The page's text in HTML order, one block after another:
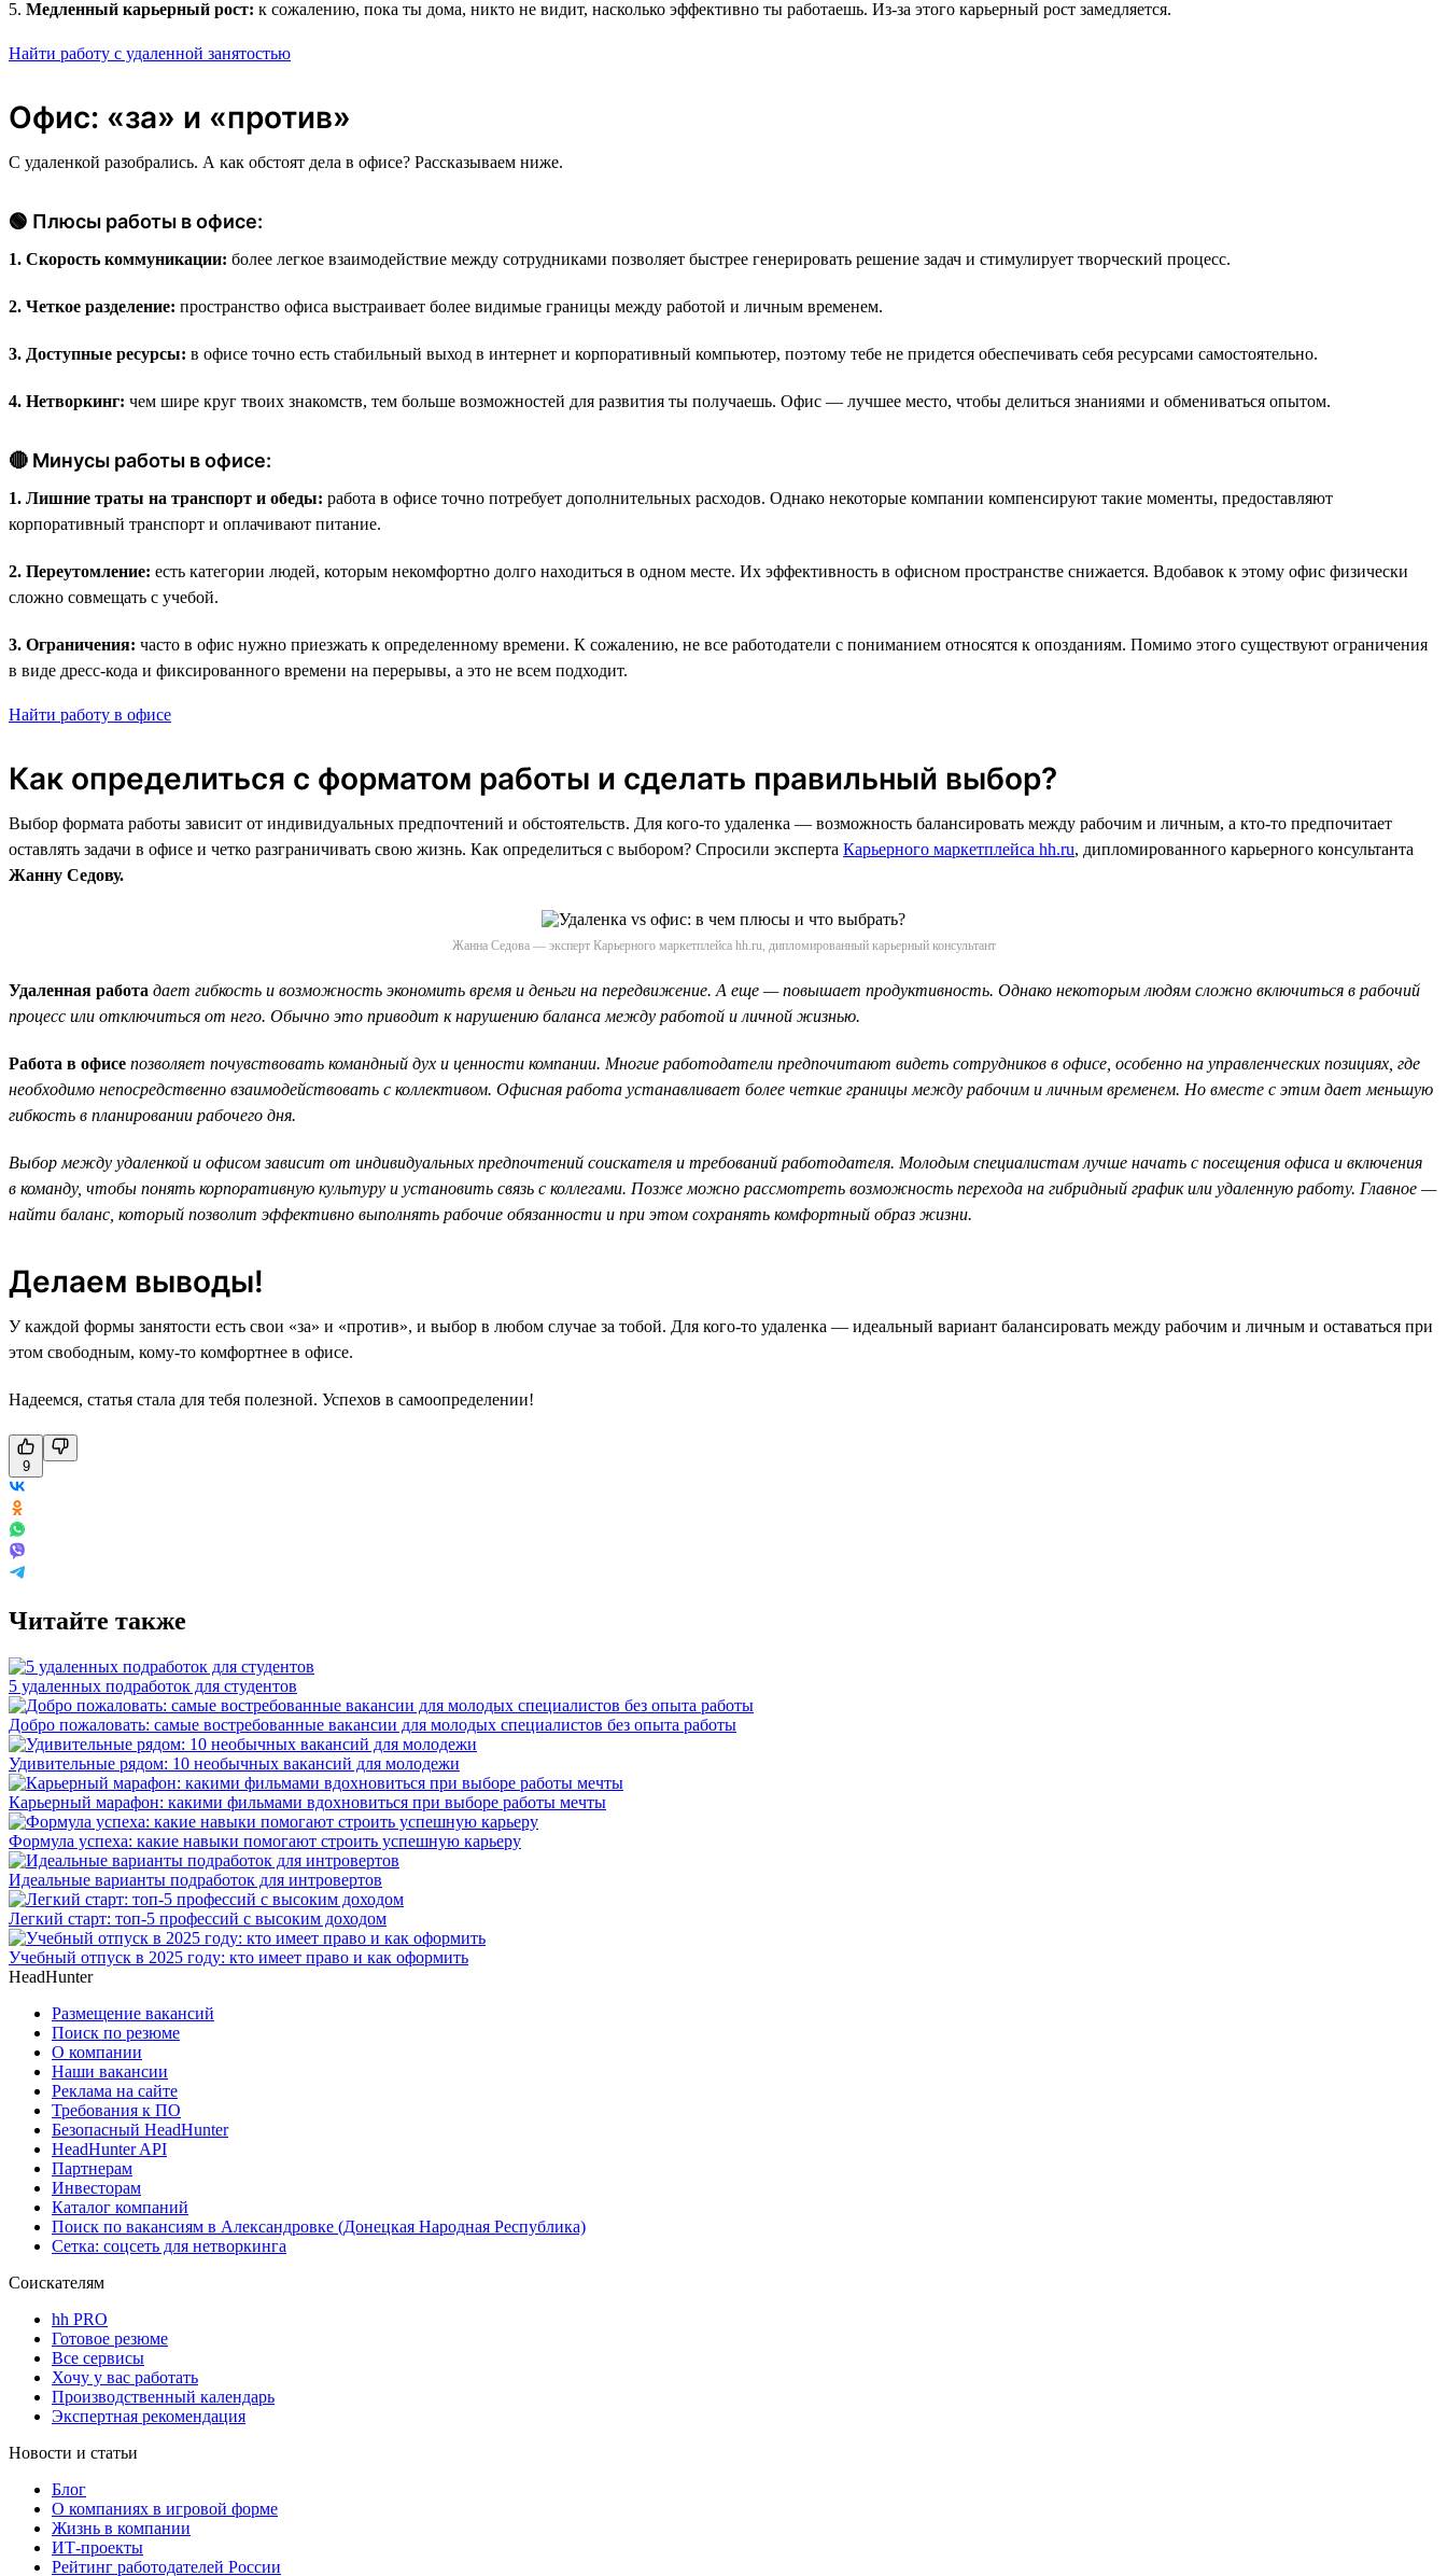
5. Медленный карьерный рост: к сожалению, пока ты дома, никто не видит, насколько эффективно ты работаешь. Из-за этого карьерный рост замедляется.
Найти работу с удаленной занятостью
Офис: «за» и «против»
С удаленкой разобрались. А как обстоят дела в офисе? Рассказываем ниже.
🟢 Плюсы работы в офисе:
1. Скорость коммуникации: более легкое взаимодействие между сотрудниками позволяет быстрее генерировать решение задач и стимулирует творческий процесс.
2. Четкое разделение: пространство офиса выстраивает более видимые границы между работой и личным временем.
3. Доступные ресурсы: в офисе точно есть стабильный выход в интернет и корпоративный компьютер, поэтому тебе не придется обеспечивать себя ресурсами самостоятельно.
4. Нетворкинг: чем шире круг твоих знакомств, тем больше возможностей для развития ты получаешь. Офис — лучшее место, чтобы делиться знаниями и обмениваться опытом.
🔴 Минусы работы в офисе:
1. Лишние траты на транспорт и обеды: работа в офисе точно потребует дополнительных расходов. Однако некоторые компании компенсируют такие моменты, предоставляют
корпоративный транспорт и оплачивают питание.
2. Переутомление: есть категории людей, которым некомфортно долго находиться в одном месте. Их эффективность в офисном пространстве снижается. Вдобавок к этому офис физически
сложно совмещать с учебой.
3. Ограничения: часто в офис нужно приезжать к определенному времени. К сожалению, не все работодатели с пониманием относятся к опозданиям. Помимо этого существуют ограничения
в виде дресс-кода и фиксированного времени на перерывы, а это не всем подходит.
Найти работу в офисе
Как определиться с форматом работы и сделать правильный выбор?
Выбор формата работы зависит от индивидуальных предпочтений и обстоятельств. Для кого-то удаленка — возможность балансировать между рабочим и личным, а кто-то предпочитает
оставлять задачи в офисе и четко разграничивать свою жизнь. Как определиться с выбором? Спросили эксперта Карьерного маркетплейса hh.ru, дипломированного карьерного консультанта
Жанну Седову.
Жанна Седова — эксперт Карьерного маркетплейса hh.ru, дипломированный карьерный консультант
Удаленная работа дает гибкость и возможность экономить время и деньги на передвижение. А еще — повышает продуктивность. Однако некоторым людям сложно включиться в рабочий
процесс или отключиться от него. Обычно это приводит к нарушению баланса между работой и личной жизнью.
Работа в офисе позволяет почувствовать командный дух и ценности компании. Многие работодатели предпочитают видеть сотрудников в офисе, особенно на управленческих позициях, где
необходимо непосредственно взаимодействовать с коллективом. Офисная работа устанавливает более четкие границы между рабочим и личным временем. Но вместе с этим дает меньшую
гибкость в планировании рабочего дня.
Выбор между удаленкой и офисом зависит от индивидуальных предпочтений соискателя и требований работодателя. Молодым специалистам лучше начать с посещения офиса и включения
в команду, чтобы понять корпоративную культуру и установить связь с коллегами. Позже можно рассмотреть возможность перехода на гибридный график или удаленную работу. Главное —
найти баланс, который позволит эффективно выполнять рабочие обязанности и при этом сохранять комфортный образ жизни.
Делаем выводы!
У каждой формы занятости есть свои «за» и «против», и выбор в любом случае за тобой. Для кого-то удаленка — идеальный вариант балансировать между рабочим и личным и оставаться при
этом свободным, кому-то комфортнее в офисе.
Надеемся, статья стала для тебя полезной. Успехов в самоопределении!
9
Читайте также
5 удаленных подработок для студентов
Добро пожаловать: самые востребованные вакансии для молодых специалистов без опыта работы
Удивительные рядом: 10 необычных вакансий для молодежи
Карьерный марафон: какими фильмами вдохновиться при выборе работы мечты
Формула успеха: какие навыки помогают строить успешную карьеру
Идеальные варианты подработок для интровертов
Легкий старт: топ-5 профессий с высоким доходом
Учебный отпуск в 2025 году: кто имеет право и как оформить
HeadHunter
Размещение вакансий
Поиск по резюме
О компании
Наши вакансии
Реклама на сайте
Требования к ПО
Безопасный HeadHunter
HeadHunter API
Партнерам
Инвесторам
Каталог компаний
Поиск по вакансиям в Александровке (Донецкая Народная Республика)
Сетка: соцсеть для нетворкинга
Соискателям
hh PRO
Готовое резюме
Все сервисы
Хочу у вас работать
Производственный календарь
Экспертная рекомендация
Новости и статьи
Блог
О компаниях в игровой форме
Жизнь в компании
ИТ-проекты
Рейтинг работодателей России